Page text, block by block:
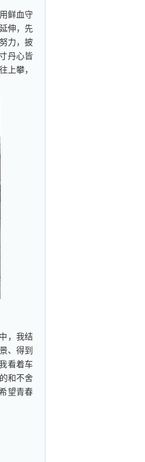
鲜血守
伸，先
力，披
丹心皆
上攀，
，我结
、得到
看着车
和不舍
望青春